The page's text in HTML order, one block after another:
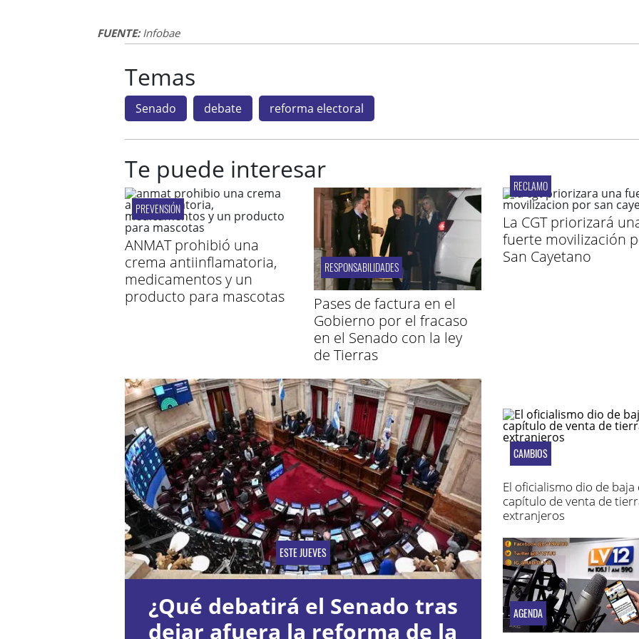
FUENTE:Infobae
Temas
Senado debate reforma electoral
Te puede interesar
PREVENSIÓN
ANMAT prohibió una
crema antiinflamatoria,
medicamentos y un
producto para mascotas
RESPONSABILIDADES
Pases de factura en el
Gobierno por el fracaso
en el Senado con la ley
de Tierras
RECLAMO
La CGT priorizará
fuerte movilización
San Cayetano
ESTE JUEVES
¿Qué debatirá el Senado tras
dejar afuera la reforma de la
CAMBIOS
El oficialismo dio de baja
capítulo de venta de
extranjeros
AGENDA